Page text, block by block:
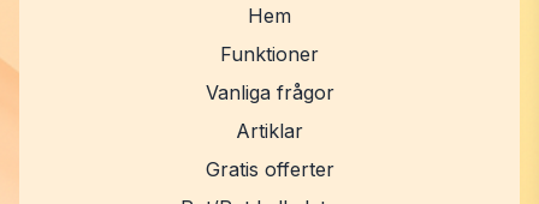
Hem
Funktioner
Vanliga frågor
Artiklar
Gratis offerter